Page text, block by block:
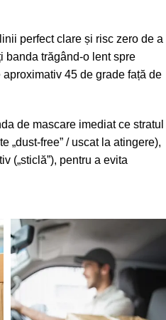
perfect clare și risc zero de a
banda trăgând-o lent spre
45 de grade față de
de mascare imediat ce stratul
„dust-free” / uscat la atingere),
(„sticlă”), pentru a evita